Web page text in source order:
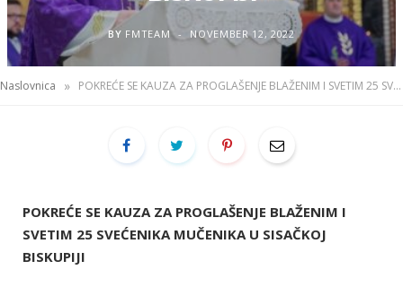
BY FMTEAM NOVEMBER 12, 2022
Naslovnica » POKREĆE SE KAUZA ZA PROGLAŠENJE BLAŽENIM I SVETIM 25 SVEĆENIKA MUČENIKA U SISAČKOJ BISKUPIJI
POKREĆE SE KAUZA ZA PROGLAŠENJE BLAŽENIM I
SVETIM 25 SVEĆENIKA MUČENIKA U SISAČKOJ
BISKUPIJI